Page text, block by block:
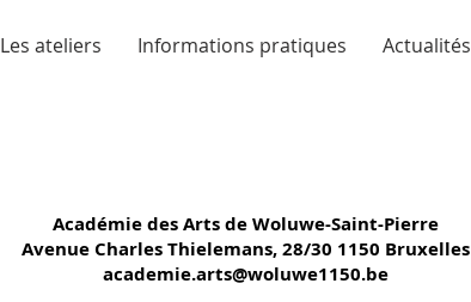
Les ateliers Informations pratiques Actualités
Académie des Arts de Woluwe-Saint-Pierre
Avenue Charles Thielemans, 28/30 1150 Bruxelles
academie.arts@woluwe1150.be